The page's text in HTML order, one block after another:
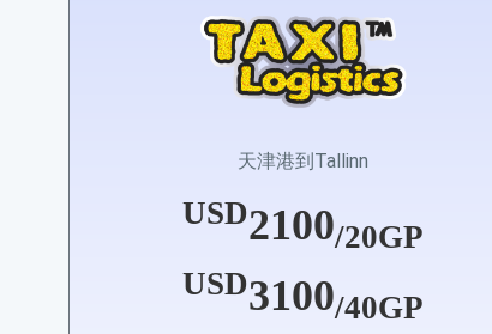
天津港到Tallinn
USD2100/20GP
USD3100/40GP